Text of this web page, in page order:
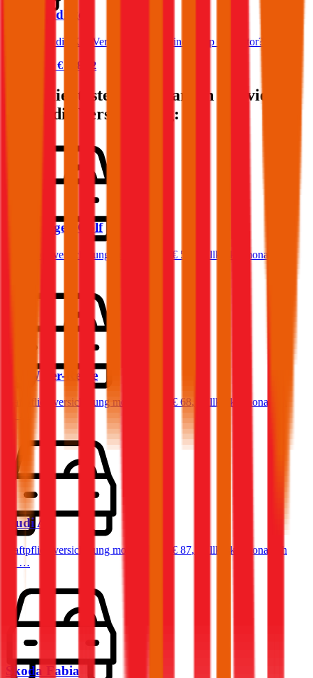
Jeep Gladiator
Was kostet die Kfz-Versicherung für einen Jeep Gladiator?
€ 228,42
Die beliebtesten Automarken - so viel
kostet die Versicherung:
Volkswagen Golf
Haftpflichtversicherung monatlich ab € 50
Vollkasko monatlich
BMW 3er-Reihe
Haftpflichtversicherung monatlich ab € 68,
Vollkasko monatlich
Audi A4
Haftpflichtversicherung monatlich ab € 87,
Vollkasko monatlich
ab …
Skoda Fabia